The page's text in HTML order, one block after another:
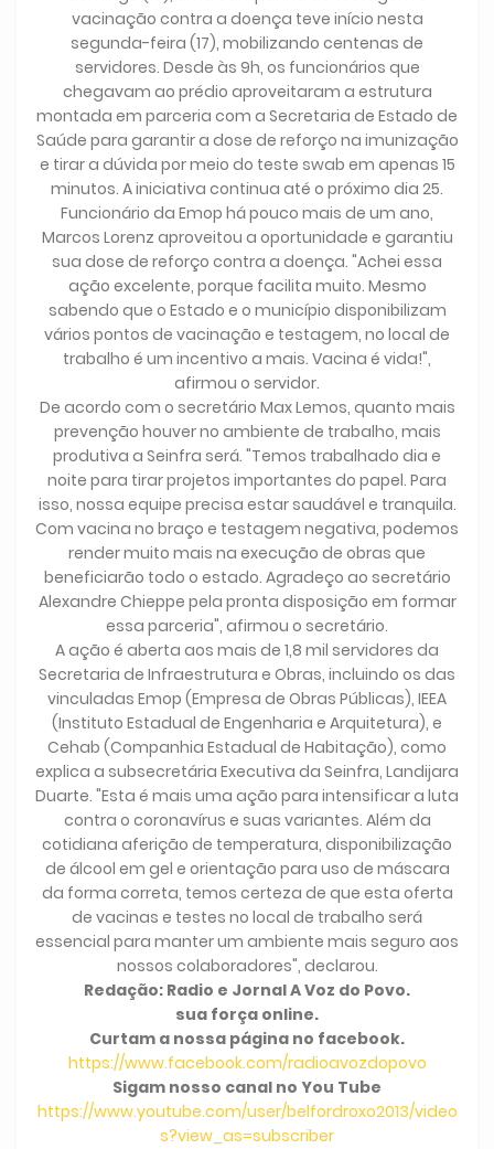
vacinação contra a doença teve início nesta
segunda-feira (17), mobilizando centenas de
servidores. Desde às 9h, os funcionários que
chegavam ao prédio aproveitaram a estrutura
montada em parceria com a Secretaria de Estado de
Saúde para garantir a dose de reforço na imunização
e tirar a dúvida por meio do teste swab em apenas 15
minutos. A iniciativa continua até o próximo dia 25.
Funcionário da Emop há pouco mais de um ano,
Marcos Lorenz aproveitou a oportunidade e garantiu
sua dose de reforço contra a doença. "Achei essa
ação excelente, porque facilita muito. Mesmo
sabendo que o Estado e o município disponibilizam
vários pontos de vacinação e testagem, no local de
trabalho é um incentivo a mais. Vacina é vida!",
afirmou o servidor.
De acordo com o secretário Max Lemos, quanto mais
prevenção houver no ambiente de trabalho, mais
produtiva a Seinfra será. "Temos trabalhado dia e
noite para tirar projetos importantes do papel. Para
isso, nossa equipe precisa estar saudável e tranquila.
Com vacina no braço e testagem negativa, podemos
render muito mais na execução de obras que
beneficiarão todo o estado. Agradeço ao secretário
Alexandre Chieppe pela pronta disposição em formar
essa parceria", afirmou o secretário.
A ação é aberta aos mais de 1,8 mil servidores da
Secretaria de Infraestrutura e Obras, incluindo os das
vinculadas Emop (Empresa de Obras Públicas), IEEA
(Instituto Estadual de Engenharia e Arquitetura), e
Cehab (Companhia Estadual de Habitação), como
explica a subsecretária Executiva da Seinfra, Landijara
Duarte. "Esta é mais uma ação para intensificar a luta
contra o coronavírus e suas variantes. Além da
cotidiana aferição de temperatura, disponibilização
de álcool em gel e orientação para uso de máscara
da forma correta, temos certeza de que esta oferta
de vacinas e testes no local de trabalho será
essencial para manter um ambiente mais seguro aos
nossos colaboradores", declarou.
Redação: Radio e Jornal A Voz do Povo.
sua força online.
Curtam a nossa página no facebook.
https://www.facebook.com/radioavozdopovo
Sigam nosso canal no You Tube
https://www.youtube.com/user/belfordroxo2013/video
s?view_as=subscriber